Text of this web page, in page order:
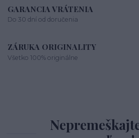
GARANCIA VRÁTENIA
Do 30 dní od doručenia
ZÁRUKA ORIGINALITY
Všetko 100% originálne